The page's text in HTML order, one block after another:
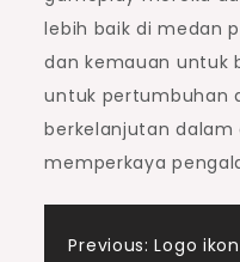
lebih baik di medan
dan kemauan untuk
untuk pertumbuhan
berkelanjutan
memperkaya
Previous: Logo ikon